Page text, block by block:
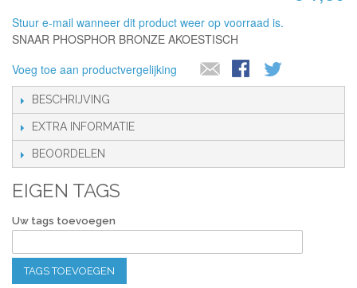
Stuur e-mail wanneer dit product weer op voorraad is.
SNAAR PHOSPHOR BRONZE AKOESTISCH
Voeg toe aan productvergelijking
BESCHRIJVING
EXTRA INFORMATIE
BEOORDELEN
EIGEN TAGS
Uw tags toevoegen
TAGS TOEVOEGEN